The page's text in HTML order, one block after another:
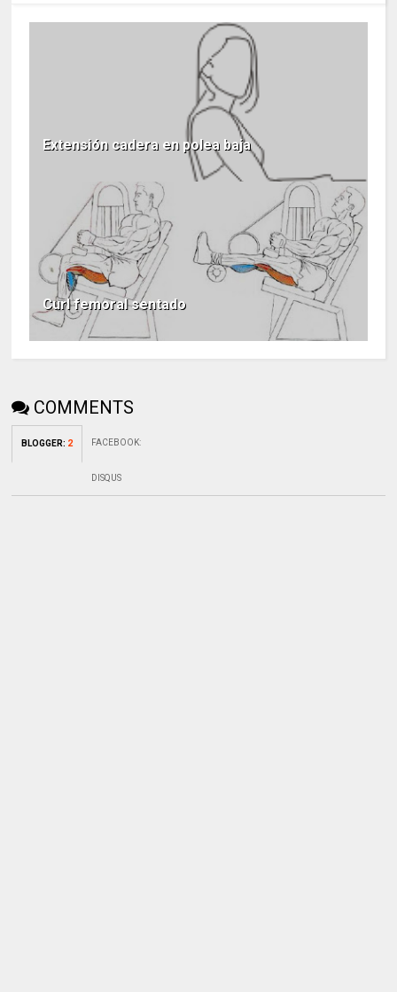
Extensión cadera en polea baja
Curl femoral sentado
COMMENTS
BLOGGER: 2 FACEBOOK:
DISQUS